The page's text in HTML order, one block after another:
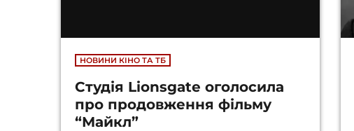
НОВИНИ КІНО ТА ТБ
Студія Lionsgate оголосила
про продовження фільму
“Майкл”